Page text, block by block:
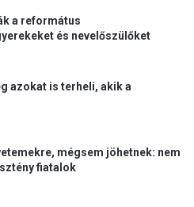
a református
és nevelőszülőket
azokat is terheli, akik a
mégsem jöhetnek: nem
fiatalok